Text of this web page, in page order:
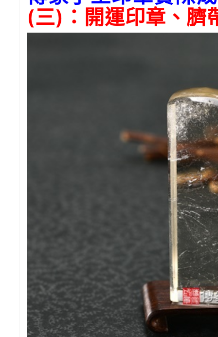
(三)：開運印章、臍